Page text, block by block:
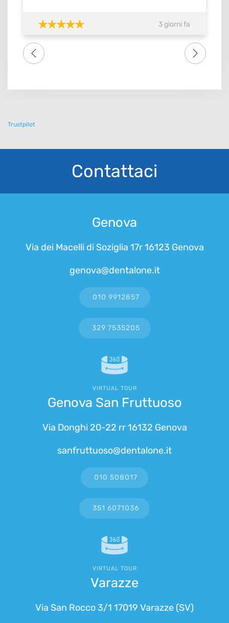
3 giorni fa
massimo del voto SI meritebbe anche 10.
one . Grazie di tutto a tutto lo staff
Trustpilot
Contattaci
Genova
Via dei Macelli di Soziglia 17r 16123 Genova
genova@dentalone.it
010 9912857
329 7535205
VIRTUAL TOUR
Genova San Fruttuoso
Via Donghi 20-22 rr 16132 Genova
sanfruttuoso@dentalone.it
010 508017
351 6071036
VIRTUAL TOUR
Varazze
Via San Rocco 3/1 17019 Varazze (SV)